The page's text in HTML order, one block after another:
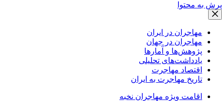
پرش به محتوا
مهاجران در ایران
مهاجران در جهان
پژوهش‌ها و آمارها
یادداشت‌های تحلیلی
اقتصاد مهاجرت
تاریخ مهاجرت به ایران
اقامت ویژه مهاجران نخبه